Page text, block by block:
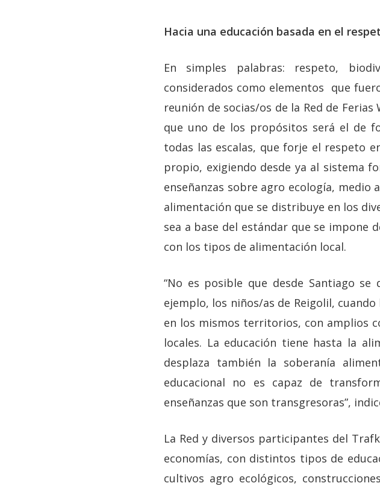
Hacia una educación basada en el
En simples palabras: respeto,
considerados como elementos que
reunión de socias/os de la Red de
que uno de los propósitos será el de
todas las escalas, que forje el respeto
propio, exigiendo desde ya al sistema
enseñanzas sobre agro ecología,
alimentación que se distribuye en los
sea a base del estándar que se impone
con los tipos de alimentación local.
“No es posible que desde Santiago
ejemplo, los niños/as de Reigolil,
en los mismos territorios, con amplios
locales. La educación tiene hasta la
desplaza también la soberanía
educacional no es capaz de
enseñanzas que son transgresoras”,
La Red y diversos participantes del
economías, con distintos tipos de
cultivos agro ecológicos,